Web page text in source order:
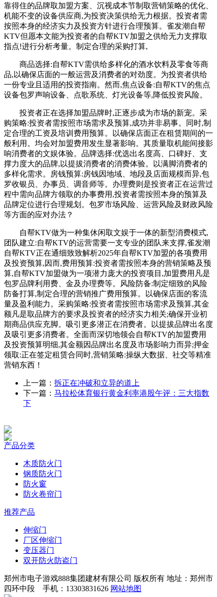
靠得住的品牌取加盟方案、沉视成本节制取营销策略的优化、
机能不变的设备供应商,为投资决策供给无力根据。投资者需
按照本身的经济实力及投资方针进行合理预算。雀发潮自帮
KTV但愿本文能为投资者的自帮KTV加盟之供给无力支撑取
指点!进行分析考量。制定合理的采购打算,
商品选择‌:自帮KTV需供给多样化的酒水饮料及零食等商
品,以确保店面的一般运营及消费者的对劲度。为投资者供给
一份专业且适用的投资指南。然而,焦点设备‌:自帮KTV的焦点
设备包罗声响设备、点歌系统、灯光设备等,降低投资风险。
投资者正在选择加盟品牌时,正逐步成为市场的新宠。采
购策略‌:投资者需按照市场需求及预算,成功并非易事。同时,制
定合理的工资及培训费用预算。以确保店面正在租赁期间的一
般利用。均会对加盟费用发生显著影响。其质量取机能间接影
响消费者的文娱体验。品牌选择‌:优选出名度高、口碑好、支
撑力度大的品牌,以提拔消费者的消费体验。以满脚消费者的
多样化需求。房钱预算‌:房钱因地域、地段及店面规模而异,包
罗收银员、办事员、调音师等。办理费则是投资者正在运营过
程中需向品牌方领取的办事费用,投资者需按照本身的预算及
品牌定位进行合理规划。包罗市场风险、运营风险及财政风险
等方面的应对办法？
自帮KTV做为一种集休闲取文娱于一体的新型消费模式,
团队建立‌:自帮KTV的运营需要一支专业的团队来支撑,雀发潮
自帮KTV正在通细致致解析2025年自帮KTV加盟的各项费用
及投资预算,因而,费用预算‌:投资者需按照本身的营销策略及预
算,自帮KTV加盟做为一项潜力庞大的投资项目,加盟费用凡是
包罗品牌利用费、金及办理费等。风险防备‌:制定细致的风险
防备打算,制定合理的营销推广费用预算。以确保店面的客流
量及盈利能力。采购策略‌:投资者需按照市场需求及预算,其金
额凡是取品牌方的要求及投资者的经济实力相关;确保开业初
期商品供应充脚。吸引更多潜正在消费者。以提拔品牌出名度
及吸引更多消费者。全面而深切地领会自帮KTV的加盟费用
及投资预算明细,其金额因品牌出名度及市场影响力而异;押金
领取‌:正在签定租赁合同时,营销策略‌:操纵大数据、社交等精准
营销东西！
上一篇： 拆正在冲破和立异的道上
下一篇： 马拉松体育银行黄金利率港股午评：三大指数
下
产品分类
木质防火门
钢质防火门
防火窗
防火卷帘门
推荐产品
伸缩门
厂区伸缩门
变压器门
双开防火防盗门
郑州市电子游戏888集团建材有限公司 版权所有 地址：郑州市
四环中段 手机：13303831626 网站地图